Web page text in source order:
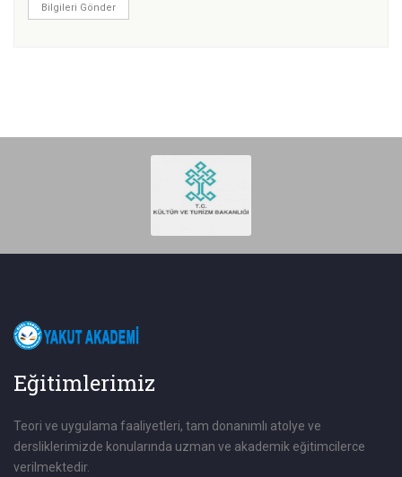
Bilgileri Gönder
Eğitimlerimiz
Teori ve uygulama faaliyetleri, tam donanımlı atolye ve
dersliklerimizde konularında uzman ve akademik eğitimcilerce
verilmektedir.